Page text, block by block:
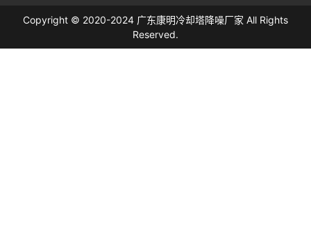
Copyright © 2020-2024 广东康明冷却塔降噪厂家 All Rights
Reserved.